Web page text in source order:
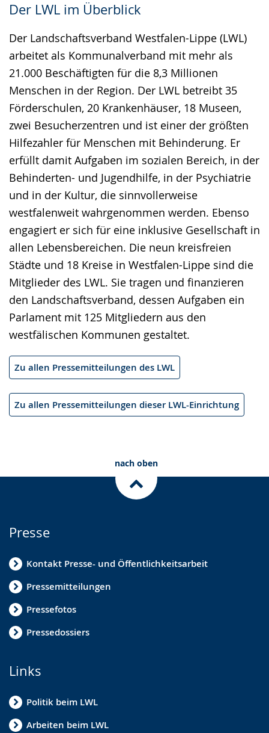
Der LWL im Überblick
Der Landschaftsverband Westfalen-Lippe (LWL)
arbeitet als Kommunalverband mit mehr als
21.000 Beschäftigten für die 8,3 Millionen
Menschen in der Region. Der LWL betreibt 35
Förderschulen, 20 Krankenhäuser, 18 Museen,
zwei Besucherzentren und ist einer der größten
Hilfezahler für Menschen mit Behinderung. Er
erfüllt damit Aufgaben im sozialen Bereich, in der
Behinderten- und Jugendhilfe, in der Psychiatrie
und in der Kultur, die sinnvollerweise
westfalenweit wahrgenommen werden. Ebenso
engagiert er sich für eine inklusive Gesellschaft in
allen Lebensbereichen. Die neun kreisfreien
Städte und 18 Kreise in Westfalen-Lippe sind die
Mitglieder des LWL. Sie tragen und finanzieren
den Landschaftsverband, dessen Aufgaben ein
Parlament mit 125 Mitgliedern aus den
westfälischen Kommunen gestaltet.
Zu allen Pressemitteilungen des LWL
Zu allen Pressemitteilungen dieser LWL-Einrichtung
nach oben
Presse
Kontakt Presse- und Öffentlichkeitsarbeit
Pressemitteilungen
Pressefotos
Pressedossiers
Links
Politik beim LWL
Arbeiten beim LWL